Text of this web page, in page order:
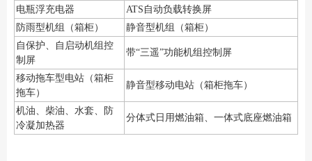
电瓶浮充电器
ATS自动负载转换屏
防雨型机组（箱柜）
静音型机组（箱柜）
自保护、自启动机组控
制屏
带“三遥”功能机组控制屏
移动拖车型电站（箱柜
拖车）
静音型移动电站（箱柜拖车）
机油、柴油、水套、防
冷凝加热器
分体式日用燃油箱、一体式底座燃油箱